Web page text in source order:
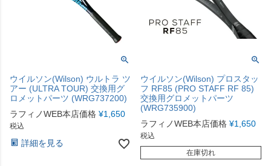
ウイルソン(Wilson) ウルトラ ツ
アー (ULTRA TOUR) 交換用グ
ロメットパーツ (WRG737200)
ラフィノWEB本店価格 ¥1,650
税込
詳細を見る
ウイルソン(Wilson) プロスタッ
フ RF85 (PRO STAFF RF 85)
交換用グロメットパーツ
(WRG735900)
ラフィノWEB本店価格 ¥1,650
税込
在庫切れ